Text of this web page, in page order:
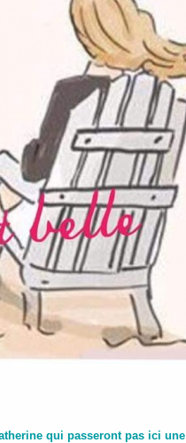
qui passeront pas ici une